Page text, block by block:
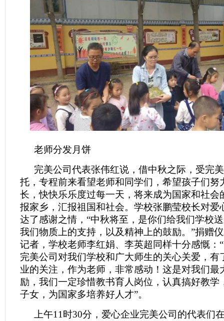
老师分发月饼
完美公司代表张伟红说，借中秋之际，受完
托，专程前来看望老师和同学们，希望孩子们努
长，快快乐乐度过每一天，将来成为国家和社会
报家乡，汇报祖国和社会。学校张鹏莹校长对爱
达了感谢之情，“中秋将至，是你们给我们学校
我们物质上的支持，以及精神上的鼓励。”捐赠
记者，学校老师李红娟、李英超同样十分感慨：
完美公司对我们学校和广大师生的关心关爱，有
业的关注，作为老师，非常感动！这是对我们最
励，我们一定珍惜教书育人岗位，认真搞好教学
子女，为国家多培养好人才”。
上午11时30分，爱心企业完美公司的代表们